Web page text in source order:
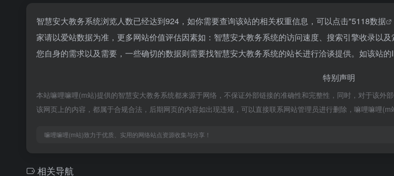
智慧安大教务系统浏览人数已经达到924，如你需要查询该站的相关权重信息，可以点击"5118数据
家请以爱站数据为准，更多网站价值评估因素如：智慧安大教务系统的访问速度、搜索引擎收录以
您自身的需求以及需要，一些确切的数据则需要找智慧安大教务系统的站长进行洽谈提供。如该站的
特别声明
本站嘛哩嘛哩(m站)提供的智慧安大教务系统都来源于网络，不保证外部链接的准确性和完整性，同时，对于该外
该网页上的内容，都属于合规合法，后期网页的内容如出现违规，可以直接联系网站管理员进行删除，嘛哩嘛哩(m
嘛哩嘛哩(m站)致力于优质、实用的网络站点资源收集与分享！
相关导航